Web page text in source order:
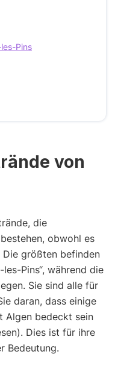
Pins
von
die
obwohl es
größten befinden
Pins“, während die
Sie sind alle für
daran, dass einige
Algen bedeckt sein
Dies ist für ihre
Bedeutung.